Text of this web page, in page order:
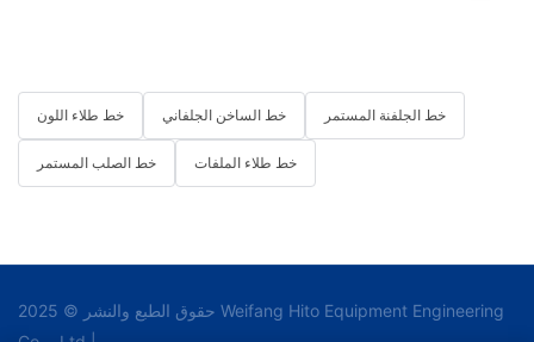
خط طلاء اللون خط الساخن الجلفاني خط الجلفنة المستمر
خط الصلب المستمر خط طلاء الملفات
حقوق الطبع والنشر © 2025 Weifang Hito Equipment Engineering